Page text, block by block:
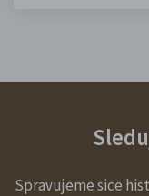
Spravujeme sice